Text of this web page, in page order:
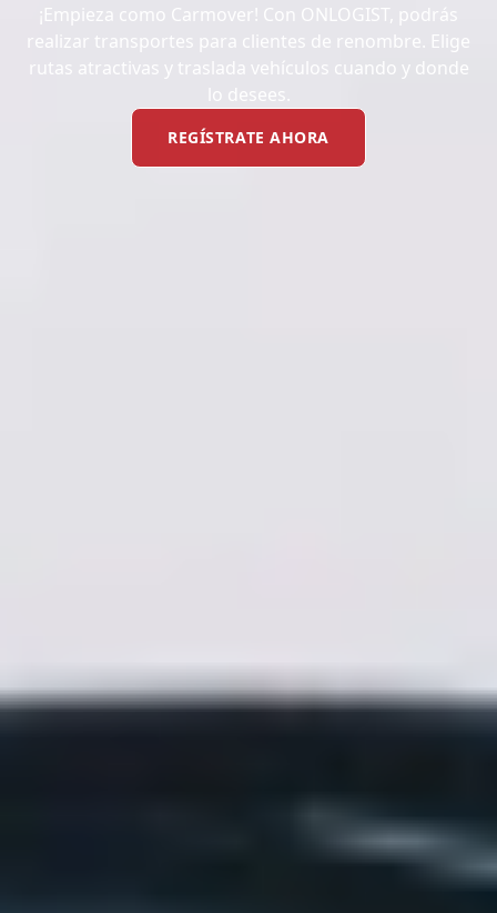
¡Empieza como Carmover! Con ONLOGIST, podrás
realizar transportes para clientes de renombre. Elige
rutas atractivas y traslada vehículos cuando y donde
lo desees.
REGÍSTRATE AHORA